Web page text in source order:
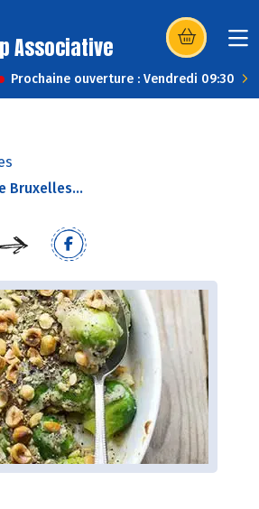
Associative (s’ouvre dans
Prochaine ouverture : Vendredi 09:30
Bruxelles...